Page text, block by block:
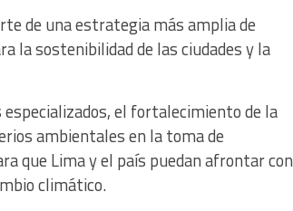
de una estrategia más amplia de
la sostenibilidad de las ciudades y la
el fortalecimiento de la
ambientales en la toma de
que Lima y el país puedan afrontar con
climático.